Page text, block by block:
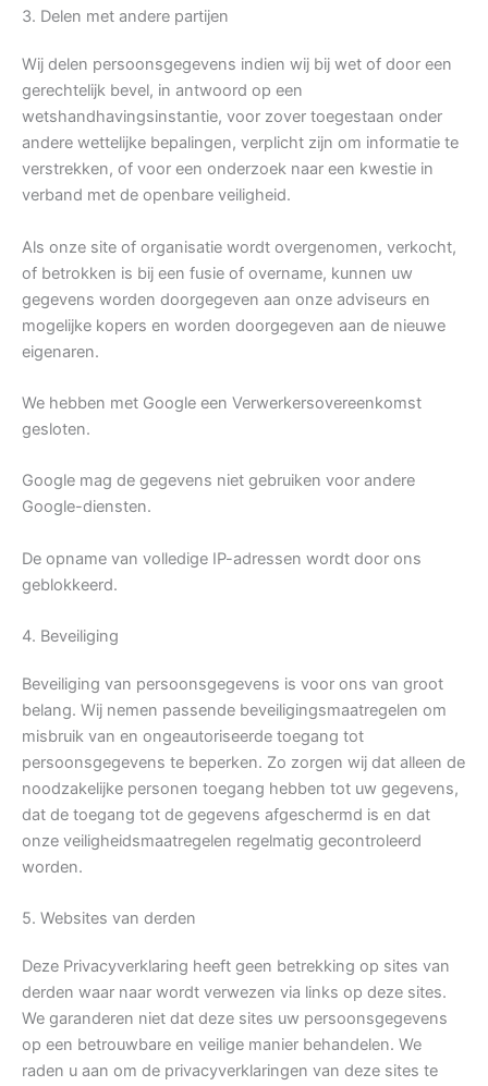
3. Delen met andere partijen
Wij delen persoonsgegevens indien wij bij wet of door een
gerechtelijk bevel, in antwoord op een
wetshandhavingsinstantie, voor zover toegestaan onder
andere wettelijke bepalingen, verplicht zijn om informatie te
verstrekken, of voor een onderzoek naar een kwestie in
verband met de openbare veiligheid.
Als onze site of organisatie wordt overgenomen, verkocht,
of betrokken is bij een fusie of overname, kunnen uw
gegevens worden doorgegeven aan onze adviseurs en
mogelijke kopers en worden doorgegeven aan de nieuwe
eigenaren.
We hebben met Google een Verwerkersovereenkomst
gesloten.
Google mag de gegevens niet gebruiken voor andere
Google-diensten.
De opname van volledige IP-adressen wordt door ons
geblokkeerd.
4. Beveiliging
Beveiliging van persoonsgegevens is voor ons van groot
belang. Wij nemen passende beveiligingsmaatregelen om
misbruik van en ongeautoriseerde toegang tot
persoonsgegevens te beperken. Zo zorgen wij dat alleen de
noodzakelijke personen toegang hebben tot uw gegevens,
dat de toegang tot de gegevens afgeschermd is en dat
onze veiligheidsmaatregelen regelmatig gecontroleerd
worden.
5. Websites van derden
Deze Privacyverklaring heeft geen betrekking op sites van
derden waar naar wordt verwezen via links op deze sites.
We garanderen niet dat deze sites uw persoonsgegevens
op een betrouwbare en veilige manier behandelen. We
raden u aan om de privacyverklaringen van deze sites te